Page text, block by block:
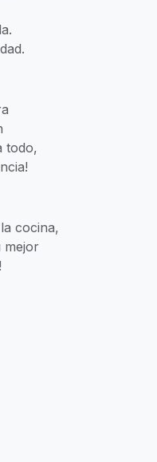
todo,
cocina,
mejor